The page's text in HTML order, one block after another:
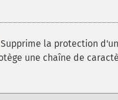
la protection
une chaîne de